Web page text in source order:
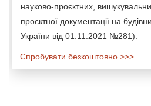
науково-проєктних,
проєктної документації на
України від 01.11.2021 №281).
Спробувати безкоштовно >>>